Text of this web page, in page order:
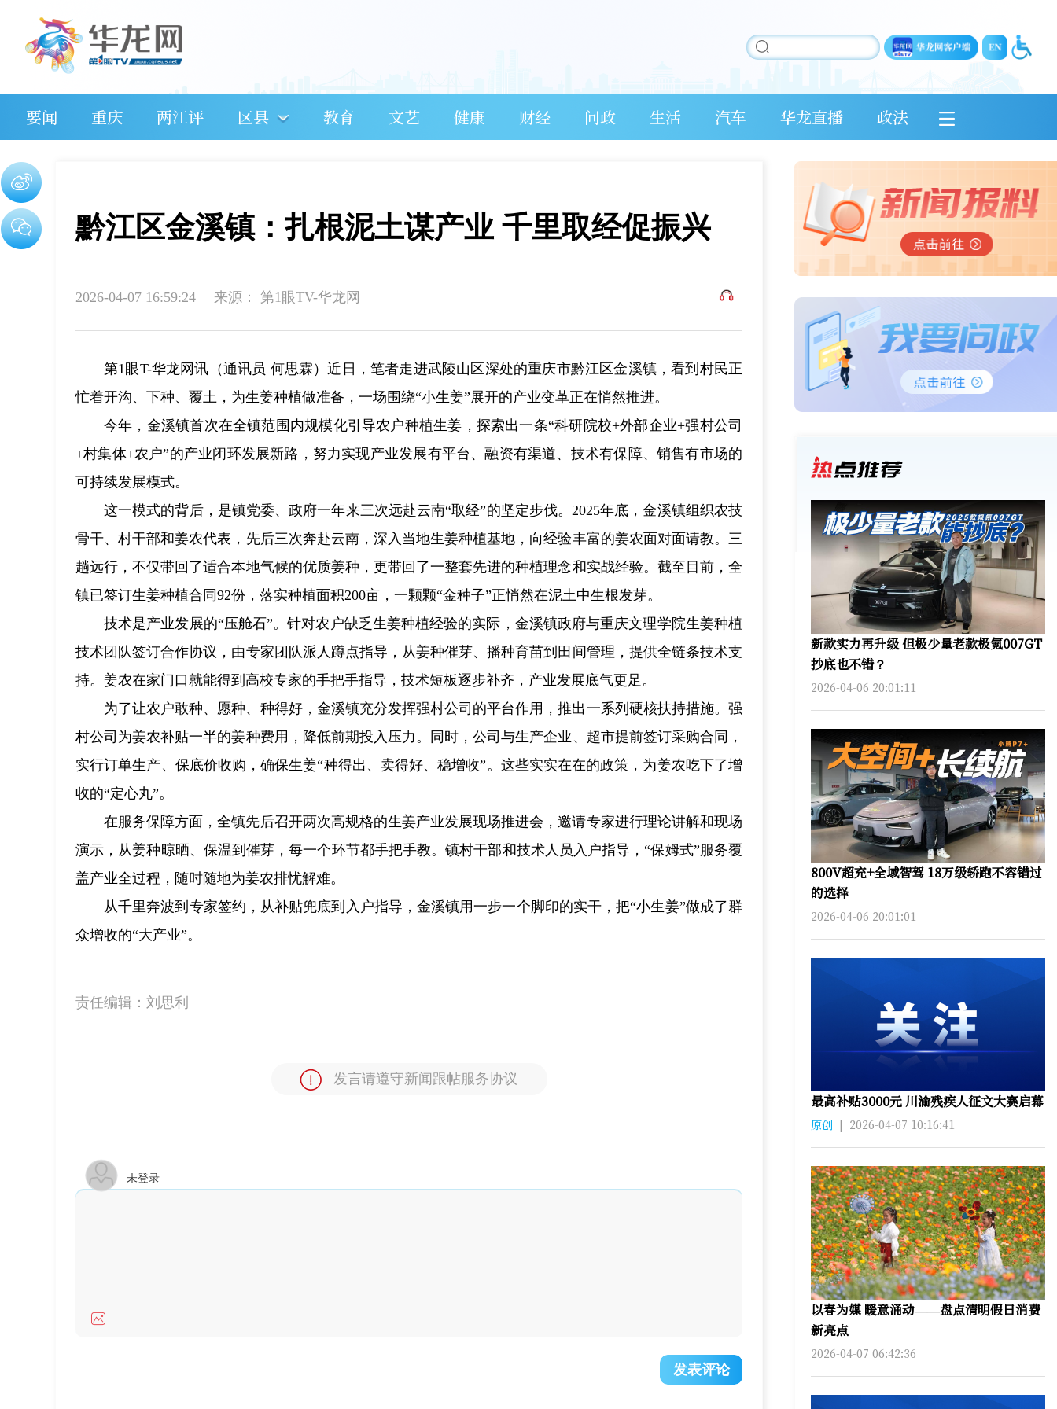
要闻 重庆 两江评 区县 教育 文艺 健康 财经 问政 生活 汽车 华龙直播 政法
黔江区金溪镇：扎根泥土谋产业 千里取经促振兴
2026-04-07 16:59:24 来源： 第1眼TV-华龙网
第1眼T-华龙网讯（通讯员 何思霖）近日，笔者走进武陵山区深处的重庆市黔江区金溪镇，看到村民正
忙着开沟、下种、覆土，为生姜种植做准备，一场围绕“小生姜”展开的产业变革正在悄然推进。
今年，金溪镇首次在全镇范围内规模化引导农户种植生姜，探索出一条“科研院校+外部企业+强村公司
+村集体+农户”的产业闭环发展新路，努力实现产业发展有平台、融资有渠道、技术有保障、销售有市场的
可持续发展模式。
这一模式的背后，是镇党委、政府一年来三次远赴云南“取经”的坚定步伐。2025年底，金溪镇组织农技
骨干、村干部和姜农代表，先后三次奔赴云南，深入当地生姜种植基地，向经验丰富的姜农面对面请教。三
趟远行，不仅带回了适合本地气候的优质姜种，更带回了一整套先进的种植理念和实战经验。截至目前，全
镇已签订生姜种植合同92份，落实种植面积200亩，一颗颗“金种子”正悄然在泥土中生根发芽。
技术是产业发展的“压舱石”。针对农户缺乏生姜种植经验的实际，金溪镇政府与重庆文理学院生姜种植
技术团队签订合作协议，由专家团队派人蹲点指导，从姜种催芽、播种育苗到田间管理，提供全链条技术支
持。姜农在家门口就能得到高校专家的手把手指导，技术短板逐步补齐，产业发展底气更足。
为了让农户敢种、愿种、种得好，金溪镇充分发挥强村公司的平台作用，推出一系列硬核扶持措施。强
村公司为姜农补贴一半的姜种费用，降低前期投入压力。同时，公司与生产企业、超市提前签订采购合同，
实行订单生产、保底价收购，确保生姜“种得出、卖得好、稳增收”。这些实实在在的政策，为姜农吃下了增
收的“定心丸”。
在服务保障方面，全镇先后召开两次高规格的生姜产业发展现场推进会，邀请专家进行理论讲解和现场
演示，从姜种晾晒、保温到催芽，每一个环节都手把手教。镇村干部和技术人员入户指导，“保姆式”服务覆
盖产业全过程，随时随地为姜农排忧解难。
从千里奔波到专家签约，从补贴兜底到入户指导，金溪镇用一步一个脚印的实干，把“小生姜”做成了群
众增收的“大产业”。
责任编辑： 刘思利
发言请遵守新闻跟帖服务协议
未登录
发表评论
新款实力再升级 但极少量老款极氪007GT
抄底也不错？
2026-04-06 20:01:11
800V超充+全域智驾 18万级轿跑不容错过
的选择
2026-04-06 20:01:01
最高补贴3000元 川渝残疾人征文大赛启幕
原创 | 2026-04-07 10:16:41
以春为媒 暖意涌动——盘点清明假日消费
新亮点
2026-04-07 06:42:36